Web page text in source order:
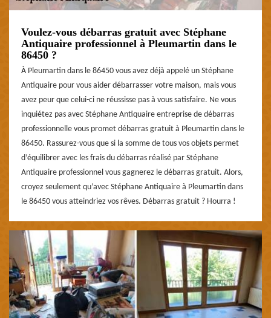
Voulez-vous débarras gratuit avec Stéphane
Antiquaire professionnel à Pleumartin dans le
86450 ?
À Pleumartin dans le 86450 vous avez déjà appelé un Stéphane
Antiquaire pour vous aider débarrasser votre maison, mais vous
avez peur que celui-ci ne réussisse pas à vous satisfaire. Ne vous
inquiétez pas avec Stéphane Antiquaire entreprise de débarras
professionnelle vous promet débarras gratuit à Pleumartin dans le
86450. Rassurez-vous que si la somme de tous vos objets permet
d’équilibrer avec les frais du débarras réalisé par Stéphane
Antiquaire professionnel vous gagnerez le débarras gratuit. Alors,
croyez seulement qu’avec Stéphane Antiquaire à Pleumartin dans
le 86450 vous atteindriez vos rêves. Débarras gratuit ? Hourra !